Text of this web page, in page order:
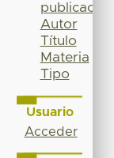
publicación
Autor
Título
Materia
Tipo
Usuario
Acceder